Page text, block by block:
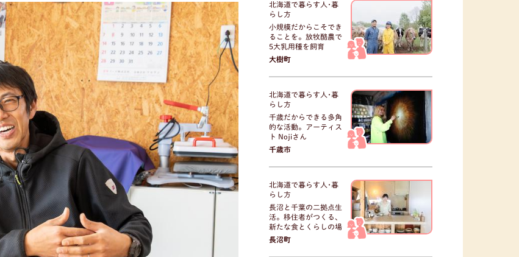
北海道で暮らす人･暮
らし方
小規模だからこそでき
ることを。放牧酪農で
5大乳用種を飼育
大樹町
北海道で暮らす人･暮
らし方
千歳だからできる多角
的な活動。アーティス
ト Nojiさん
千歳市
北海道で暮らす人･暮
らし方
長沼と千葉の二拠点生
活。移住者がつくる、
新たな食とくらしの場
長沼町